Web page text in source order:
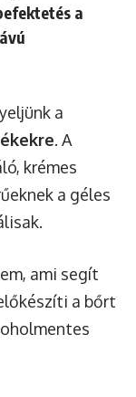
a
a
. A
krémes
a géles
ami segít
a bőrt